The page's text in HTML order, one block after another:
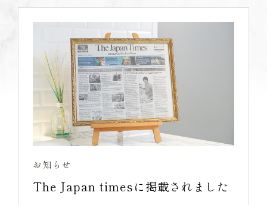
お知らせ
The Japan timesに掲載されました